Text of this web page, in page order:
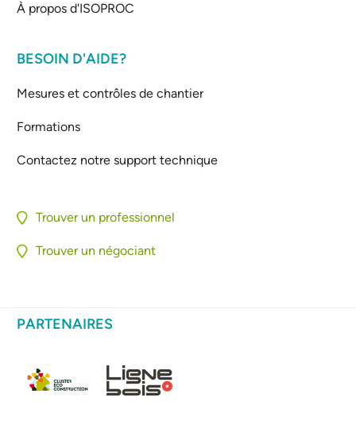
À propos d'ISOPROC
BESOIN D'AIDE?
Mesures et contrôles de chantier
Formations
Contactez notre support technique
Trouver un professionnel
Trouver un négociant
PARTENAIRES